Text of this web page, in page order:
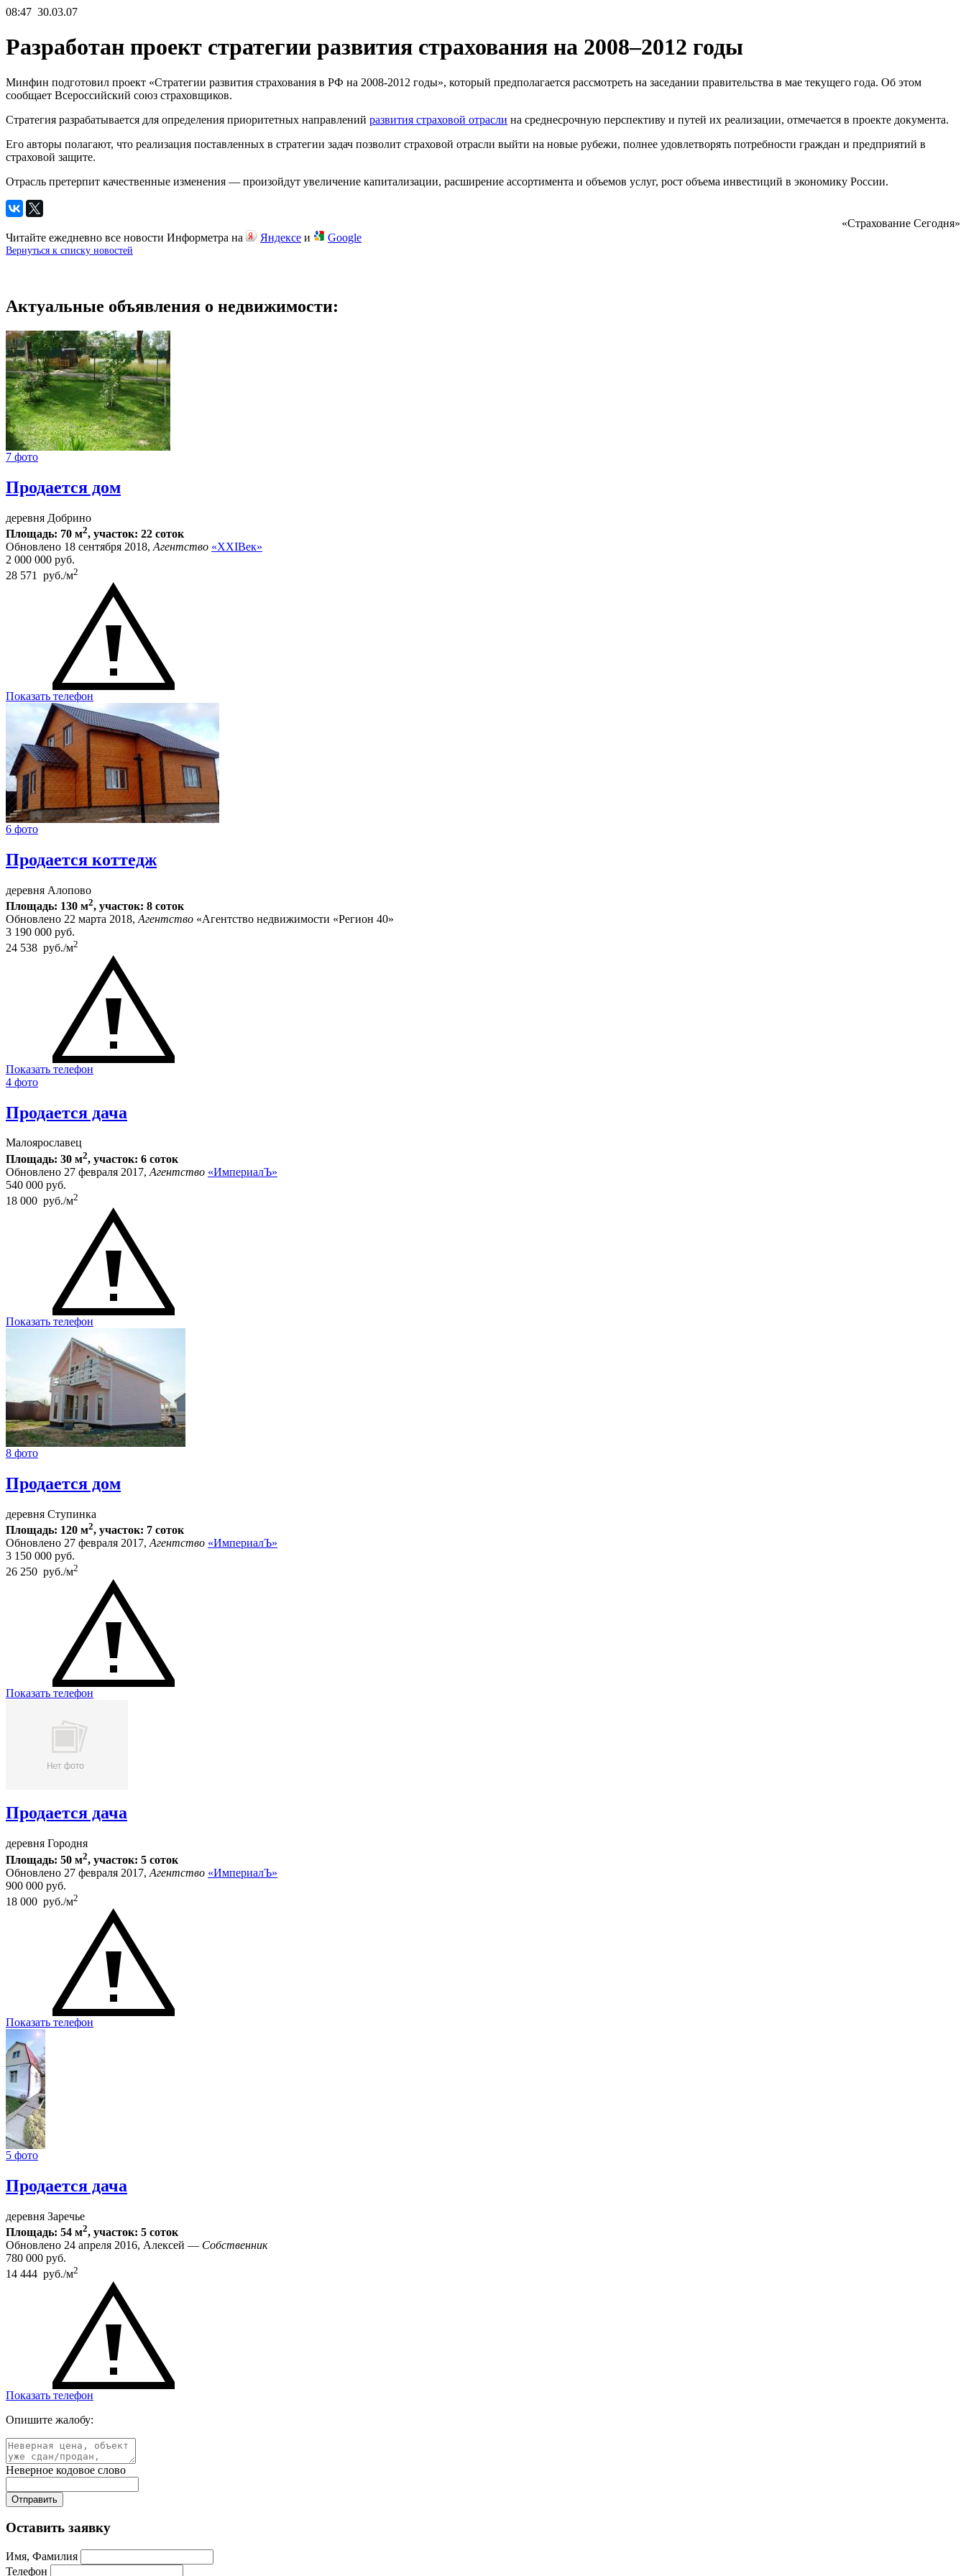
08:47 30.03.07
Разработан проект стратегии развития страхования на 2008–2012 годы
Минфин подготовил проект «Стратегии развития страхования в РФ на 2008-2012 годы», который предполагается рассмотреть на заседании правительства в мае текущего года. Об этом
сообщает Всероссийский союз страховщиков.
Стратегия разрабатывается для определения приоритетных направлений развития страховой отрасли на среднесрочную перспективу и путей их реализации, отмечается в проекте документа.
Его авторы полагают, что реализация поставленных в стратегии задач позволит страховой отрасли выйти на новые рубежи, полнее удовлетворять потребности граждан и предприятий в
страховой защите.
Отрасль претерпит качественные изменения — произойдут увеличение капитализации, расширение ассортимента и объемов услуг, рост объема инвестиций в экономику России.
«Страхование Сегодня»
Читайте ежедневно все новости Информетра на
Яндексе и Google
Вернуться к списку новостей
Актуальные объявления о недвижимости:
7 фото
Продается дом
деревня Добрино
Площадь: 70 м2, участок: 22 соток
Обновлено 18 сентября 2018, Агентство «XXIВек»
2 000 000 руб.
28 571 руб./м2
Показать телефон
6 фото
Продается коттедж
деревня Алопово
Площадь: 130 м2, участок: 8 соток
Обновлено 22 марта 2018, Агентство «Агентство недвижимости «Регион 40»
3 190 000 руб.
24 538 руб./м2
Показать телефон
4 фото
Продается дача
Малоярославец
Площадь: 30 м2, участок: 6 соток
Обновлено 27 февраля 2017, Агентство «ИмпериалЪ»
540 000 руб.
18 000 руб./м2
Показать телефон
8 фото
Продается дом
деревня Ступинка
Площадь: 120 м2, участок: 7 соток
Обновлено 27 февраля 2017, Агентство «ИмпериалЪ»
3 150 000 руб.
26 250 руб./м2
Показать телефон
Продается дача
деревня Городня
Площадь: 50 м2, участок: 5 соток
Обновлено 27 февраля 2017, Агентство «ИмпериалЪ»
900 000 руб.
18 000 руб./м2
Показать телефон
5 фото
Продается дача
деревня Заречье
Площадь: 54 м2, участок: 5 соток
Обновлено 24 апреля 2016, Алексей — Собственник
780 000 руб.
14 444 руб./м2
Показать телефон
Опишите жалобу:
Неверное кодовое слово
Оставить заявку
Имя, Фамилия
Телефон